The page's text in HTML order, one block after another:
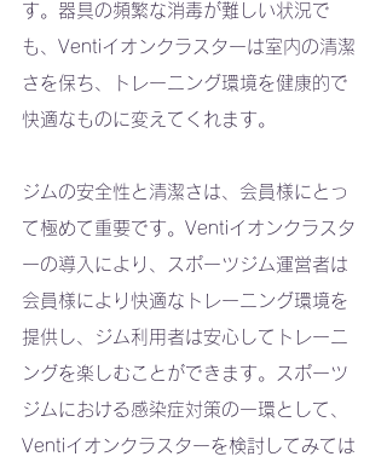
す。器具の頻繁な消毒が難しい状況で
も、Ventiイオンクラスターは室内の清潔
さを保ち、トレーニング環境を健康的で
快適なものに変えてくれます。
ジムの安全性と清潔さは、会員様にとっ
て極めて重要です。Ventiイオンクラスタ
ーの導入により、スポーツジム運営者は
会員様により快適なトレーニング環境を
提供し、ジム利用者は安心してトレーニ
ングを楽しむことができます。スポーツ
ジムにおける感染症対策の一環として、
Ventiイオンクラスターを検討してみては